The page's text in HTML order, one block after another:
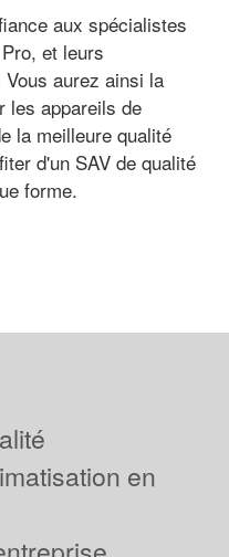
aux spécialistes
et leurs
aurez ainsi la
les appareils de
la meilleure qualité
d'un SAV de qualité
forme.
en